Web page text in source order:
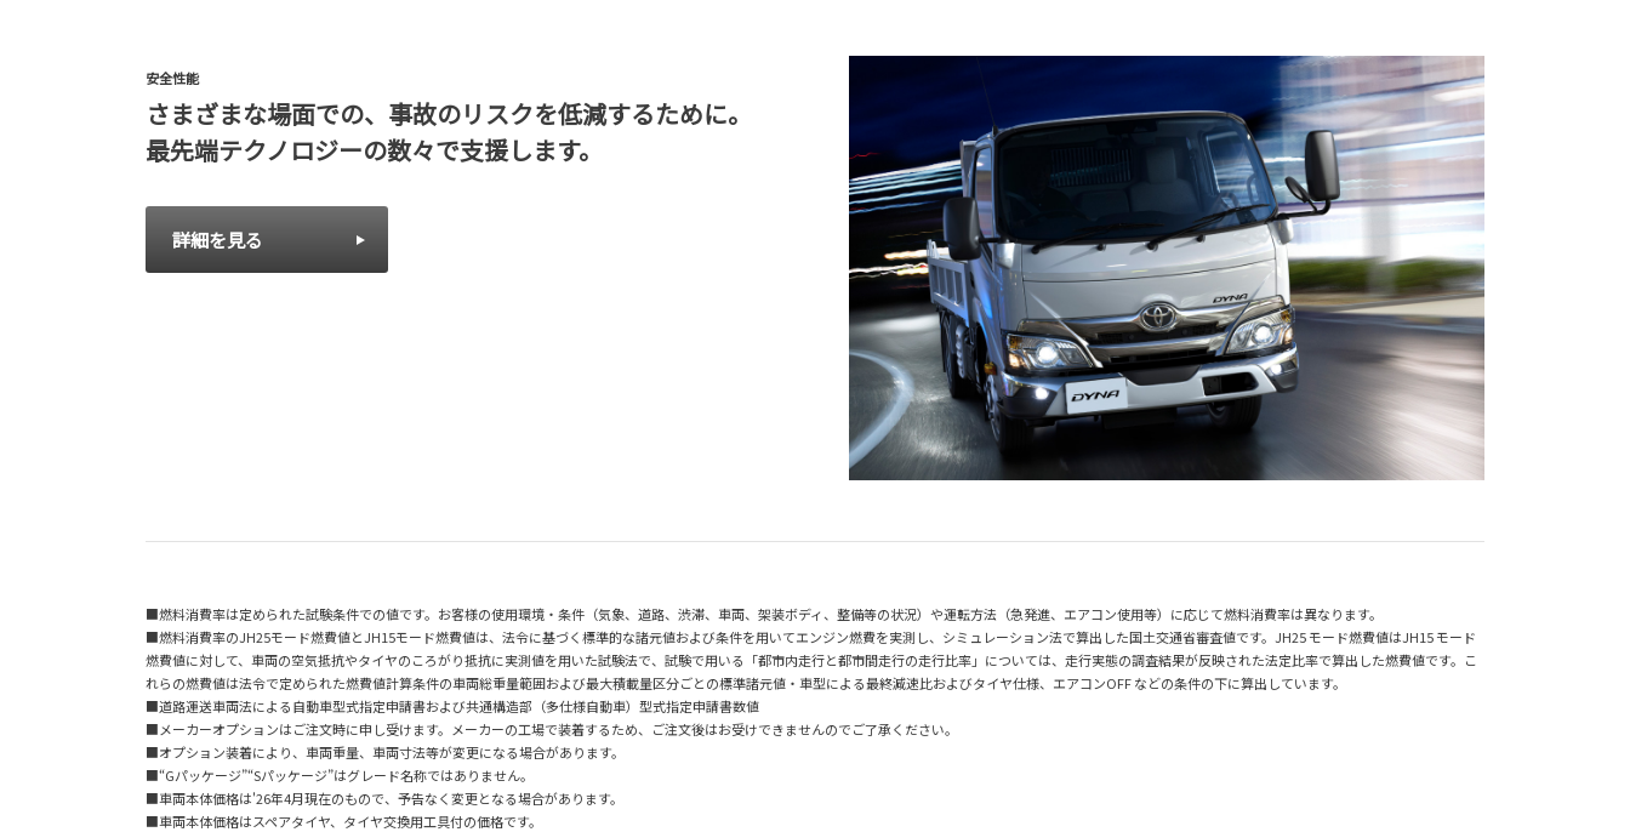
安全性能
さまざまな場面での、事故のリスクを低減するために。
最先端テクノロジーの数々で支援します。
詳細を見る
■燃料消費率は定められた試験条件での値です。お客様の使用環境・条件（気象、道路、渋滞、車両、架装ボディ、整備等の状況）や運転方法（急発進、エアコン使用等）に応じて燃料消費率は異なります。
■燃料消費率のJH25モード燃費値とJH15モード燃費値は、法令に基づく標準的な諸元値および条件を用いてエンジン燃費を実測し、シミュレーション法で算出した国土交通省審査値です。JH25 モード燃費値はJH15 モード
燃費値に対して、車両の空気抵抗やタイヤのころがり抵抗に実測値を用いた試験法で、試験で用いる「都市内走行と都市間走行の走行比率」については、走行実態の調査結果が反映された法定比率で算出した燃費値です。こ
れらの燃費値は法令で定められた燃費値計算条件の車両総重量範囲および最大積載量区分ごとの標準諸元値・車型による最終減速比およびタイヤ仕様、エアコンOFF などの条件の下に算出しています。
■道路運送車両法による自動車型式指定申請書および共通構造部（多仕様自動車）型式指定申請書数値
■メーカーオプションはご注文時に申し受けます。メーカーの工場で装着するため、ご注文後はお受けできませんのでご了承ください。
■オプション装着により、車両重量、車両寸法等が変更になる場合があります。
■“Gパッケージ”“Sパッケージ”はグレード名称ではありません。
■車両本体価格は'26年4月現在のもので、予告なく変更となる場合があります。
■車両本体価格はスペアタイヤ、タイヤ交換用工具付の価格です。